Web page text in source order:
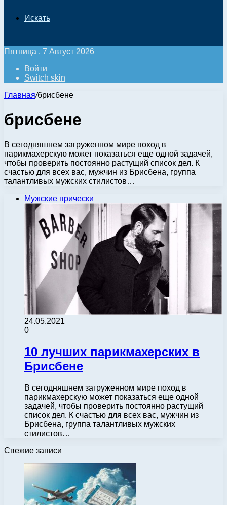
Искать
Пятница , 7 Август 2026
Войти
Switch skin
Главная/брисбене
брисбене
В сегодняшнем загруженном мире поход в
парикмахерскую может показаться еще одной задачей,
чтобы проверить постоянно растущий список дел. К
счастью для всех вас, мужчин из Брисбена, группа
талантливых мужских стилистов…
Мужские прически
24.05.2021
0
10 лучших парикмахерских в
Брисбене
В сегодняшнем загруженном мире поход в
парикмахерскую может показаться еще одной
задачей, чтобы проверить постоянно растущий
список дел. К счастью для всех вас, мужчин из
Брисбена, группа талантливых мужских
стилистов…
Свежие записи